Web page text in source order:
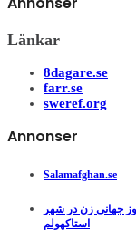
Länkar
8dagare.se
farr.se
sweref.org
Annonser
Salamafghan.se
جهانی زن در شهر
استاکهولم